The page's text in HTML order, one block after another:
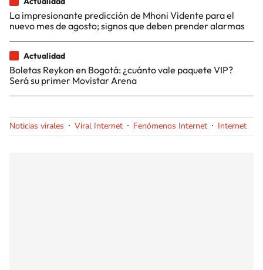
La impresionante predicción de Mhoni Vidente para el
nuevo mes de agosto; signos que deben prender alarmas
Actualidad
Boletas Reykon en Bogotá: ¿cuánto vale paquete VIP?
Será su primer Movistar Arena
Noticias virales Viral Internet Fenómenos Internet Internet